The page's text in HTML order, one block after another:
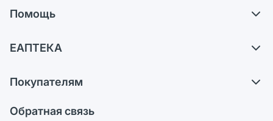
Помощь
Самовывоз из аптек
Ответы на вопросы
ЕАПТЕКА
Карьера
Поставщики
Покупателям
Обратная связь